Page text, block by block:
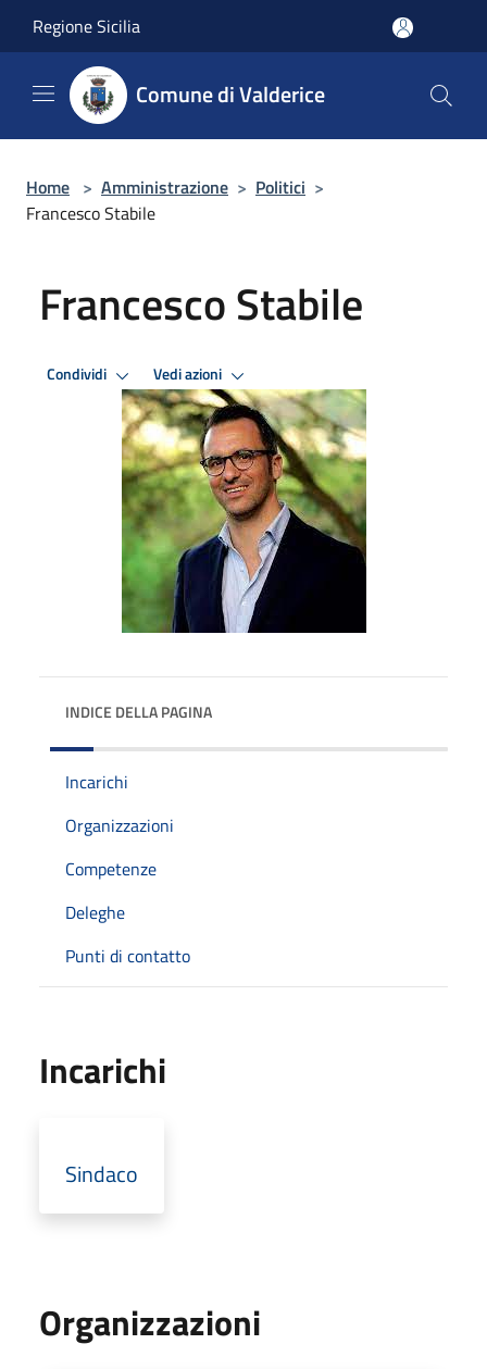
Regione Sicilia
Comune di Valderice
Home > Amministrazione > Politici >
Francesco Stabile
Francesco Stabile
Condividi Vedi azioni
INDICE DELLA PAGINA
Incarichi
Organizzazioni
Competenze
Deleghe
Punti di contatto
Incarichi
Sindaco
Organizzazioni